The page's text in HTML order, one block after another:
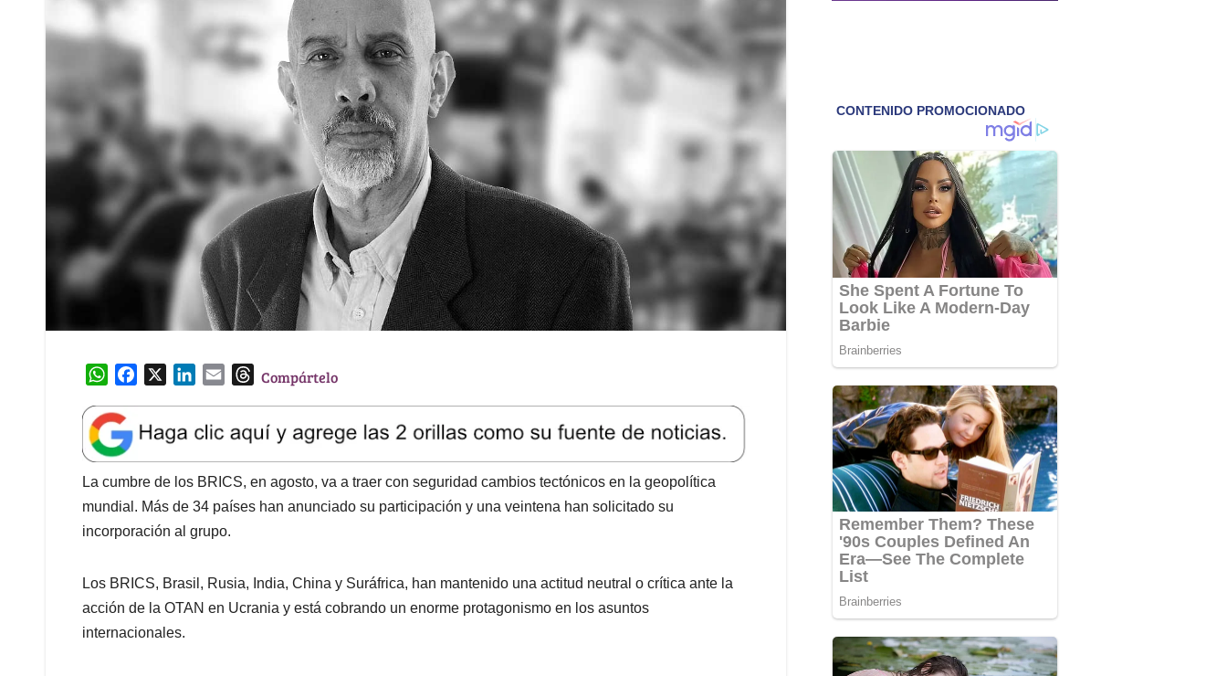
W
a
t
s
A
p
p
e
b
o
o
k
k
e
d
I
n
l
T
e
a
d
s
Compártelo
La cumbre de los BRICS, en agosto, va a traer con seguridad cambios tectónicos en la geopolítica
mundial. Más de 34 países han anunciado su participación y una veintena han solicitado su
incorporación al grupo.
Los BRICS, Brasil, Rusia, India, China y Suráfrica, han mantenido una actitud neutral o crítica ante la
acción de la OTAN en Ucrania y está cobrando un enorme protagonismo en los asuntos
internacionales.